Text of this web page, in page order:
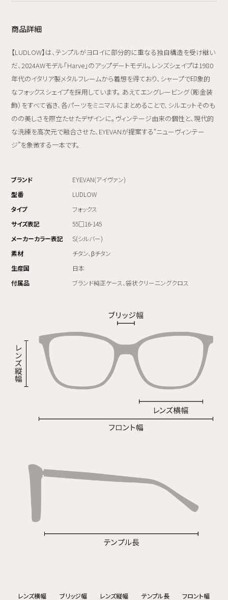
商品詳細
【LUDLOW】は、テンプルがヨロイに部分的に重なる独自構造を受け継い
だ、2024AWモデル「Harve」のアップデートモデル。レンズシェイプは1980
年代のイタリア製メタルフレームから着想を得ており、シャープで印象的
なフォックスシェイプを採用しています。 あえてエングレービング（彫金装
飾）をすべて省き、各パーツをミニマルにまとめることで、シルエットそのも
のの美しさを際立たせたデザインに。ヴィンテージ由来の個性と、現代的
な洗練を高次元で融合させた、EYEVANが提案する“ニューヴィンテー
ジ”を象徴する一本です。
ブランド
EYEVAN(アイヴァン)
型番
LUDLOW
タイプ
フォックス
サイズ表記
55□16-145
メーカーカラー表記
S(シルバー)
素材
チタン、βチタン
生産国
日本
付属品
ブランド純正ケース、袋状クリーニングクロス
レンズ横幅 ブリッジ幅 レンズ縦幅 テンプル長 フロント幅